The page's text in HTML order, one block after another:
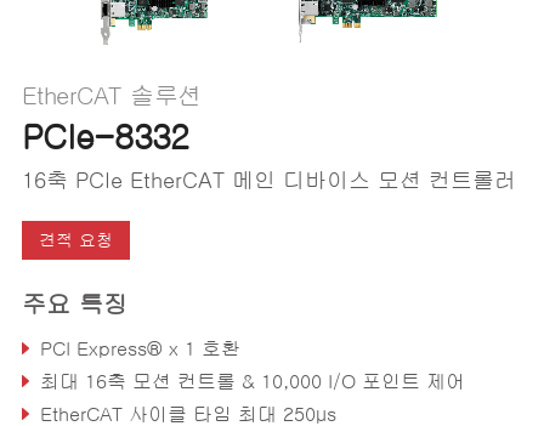
EtherCAT 솔루션
PCIe-8332
16축 PCIe EtherCAT 메인 디바이스 모션 컨트롤러
견적 요청
주요 특징
PCI Express® x 1 호환
최대 16축 모션 컨트롤 & 10,000 I/O 포인트 제어
EtherCAT 사이클 타임 최대 250μs